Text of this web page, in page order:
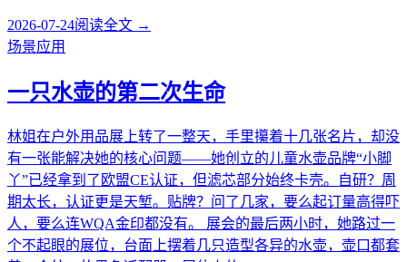
2026-07-24阅读全文 →
场景应用
一只水壶的第二次生命
林姐在户外用品展上转了一整天，手里攥着十几张名片，却没
有一张能解决她的核心问题——她创立的儿童水壶品牌“小脚
丫”已经拿到了欧盟CE认证，但滤芯部分始终卡壳。自研？周
期太长，认证更是天堑。贴牌？问了几家，要么起订量高得吓
人，要么连WQA金印都没有。 展会的最后两小时，她路过一
个不起眼的展位，台面上摆着几只造型各异的水壶，壶口都套